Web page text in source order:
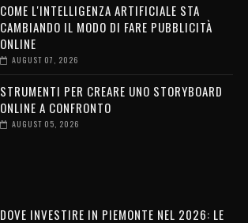
COME L'INTELLIGENZA ARTIFICIALE STA
CAMBIANDO IL MODO DI FARE PUBBLICITÀ
ONLINE
AUGUST 07, 2026
STRUMENTI PER CREARE UNO STORYBOARD
ONLINE A CONFRONTO
AUGUST 05, 2026
DOVE INVESTIRE IN PIEMONTE NEL 2026: LE